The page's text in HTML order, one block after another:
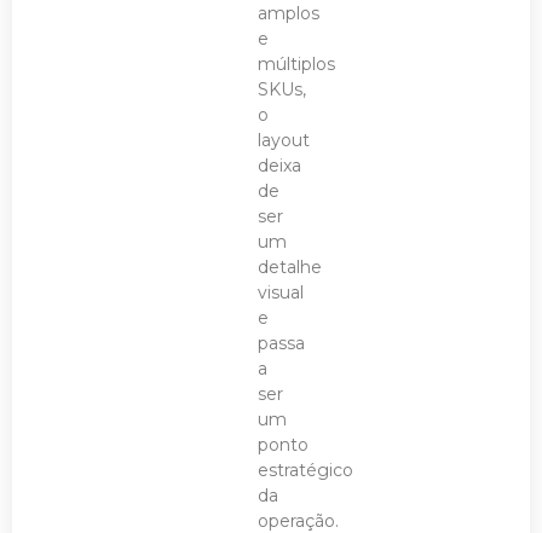
amplos
e
múltiplos
SKUs,
o
layout
deixa
de
ser
um
detalhe
visual
e
passa
a
ser
um
ponto
estratégico
da
operação.